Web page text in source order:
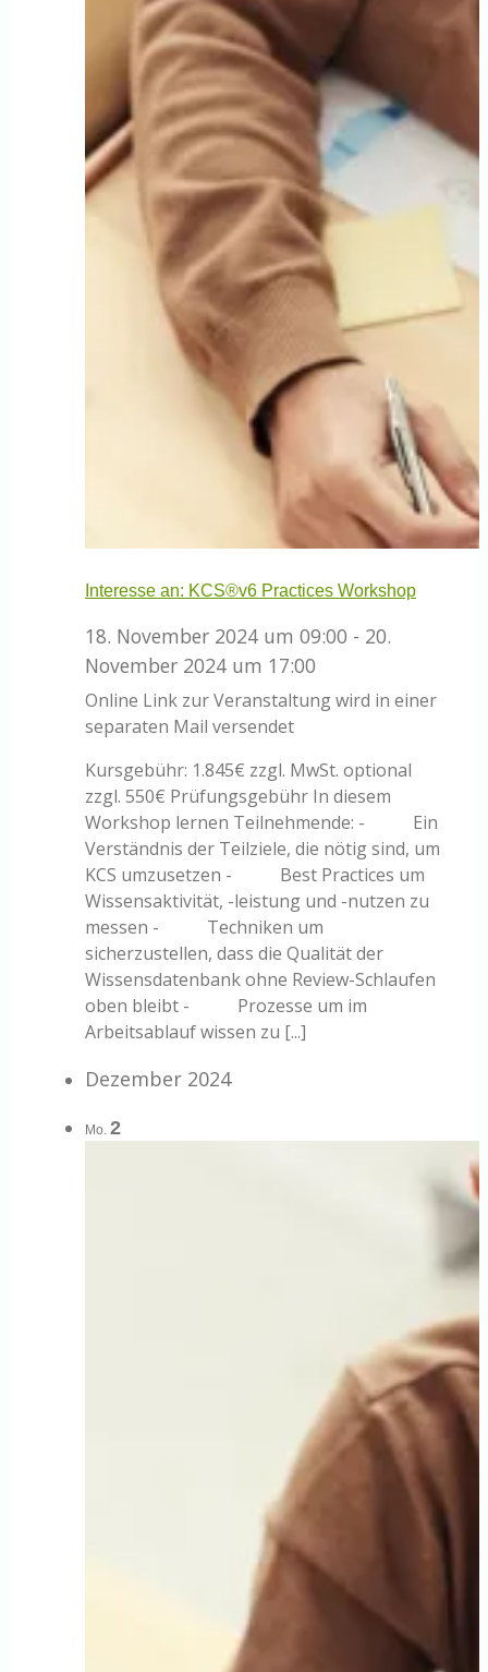
Interesse an: KCS®v6 Practices Workshop
18. November 2024 um 09:00 - 20.
November 2024 um 17:00
Online Link zur Veranstaltung wird in einer
separaten Mail versendet
Kursgebühr: 1.845€ zzgl. MwSt. optional
zzgl. 550€ Prüfungsgebühr In diesem
Workshop lernen Teilnehmende: - Ein
Verständnis der Teilziele, die nötig sind, um
KCS umzusetzen - Best Practices um
Wissensaktivität, -leistung und -nutzen zu
messen - Techniken um
sicherzustellen, dass die Qualität der
Wissensdatenbank ohne Review-Schlaufen
oben bleibt - Prozesse um im
Arbeitsablauf wissen zu [...]
Dezember 2024
Mo. 2